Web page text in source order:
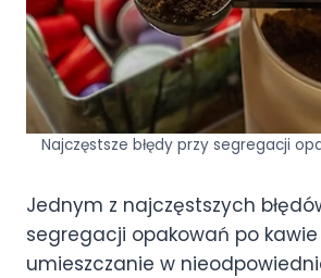
Najczęstsze błędy przy segregacji
Jednym z najczęstszych
segregacji opakowań po
umieszczanie w